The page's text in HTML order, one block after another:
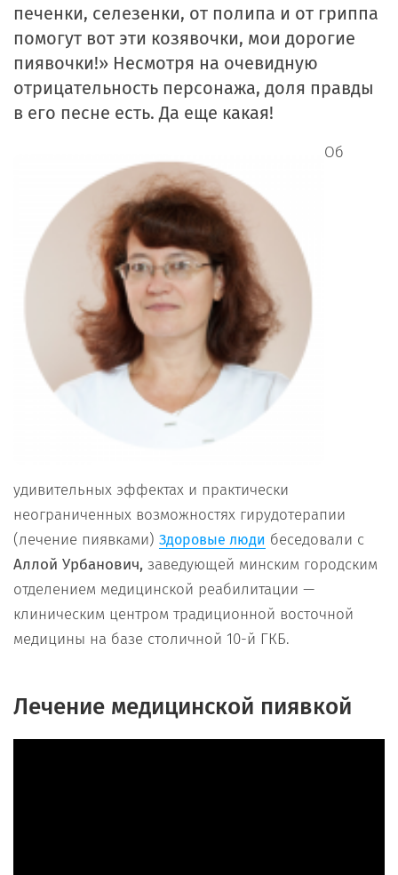
печенки, селезенки, от полипа и от гриппа
помогут вот эти козявочки, мои дорогие
пиявочки!» Несмотря на очевидную
отрицательность персонажа, доля правды
в его песне есть. Да еще какая!
Об
удивительных эффектах и практически
неограниченных возможностях гирудотерапии
(лечение пиявками) Здоровые люди беседовали с
Аллой Урбанович, заведующей минским городским
отделением медицинской реабилитации —
клиническим центром традиционной восточной
медицины на базе столичной 10-й ГКБ.
Лечение медицинской пиявкой